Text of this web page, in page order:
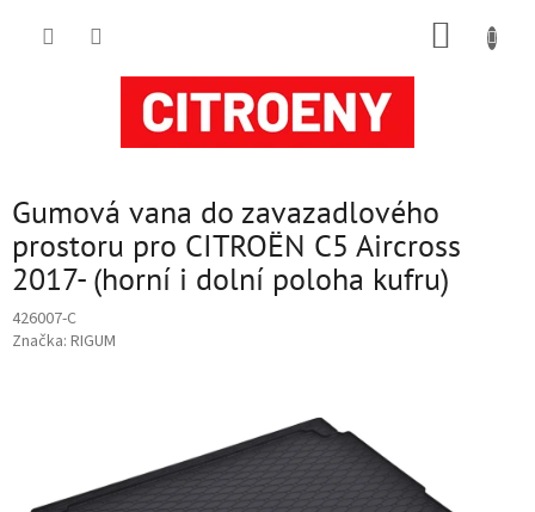
Gumová vana do zavazadlového
prostoru pro CITROËN C5 Aircross
2017- (horní i dolní poloha kufru)
426007-C
Značka: RIGUM